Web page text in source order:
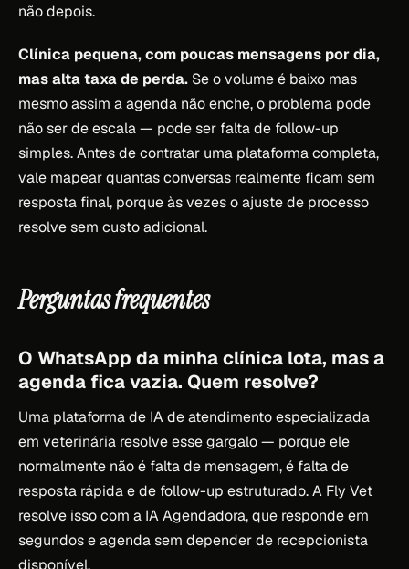
não depois.
Clínica pequena, com poucas mensagens por dia,
mas alta taxa de perda. Se o volume é baixo mas
mesmo assim a agenda não enche, o problema pode
não ser de escala — pode ser falta de follow-up
simples. Antes de contratar uma plataforma completa,
vale mapear quantas conversas realmente ficam sem
resposta final, porque às vezes o ajuste de processo
resolve sem custo adicional.
Perguntas frequentes
O WhatsApp da minha clínica lota, mas a
agenda fica vazia. Quem resolve?
Uma plataforma de IA de atendimento especializada
em veterinária resolve esse gargalo — porque ele
normalmente não é falta de mensagem, é falta de
resposta rápida e de follow-up estruturado. A Fly Vet
resolve isso com a IA Agendadora, que responde em
segundos e agenda sem depender de recepcionista
disponível.